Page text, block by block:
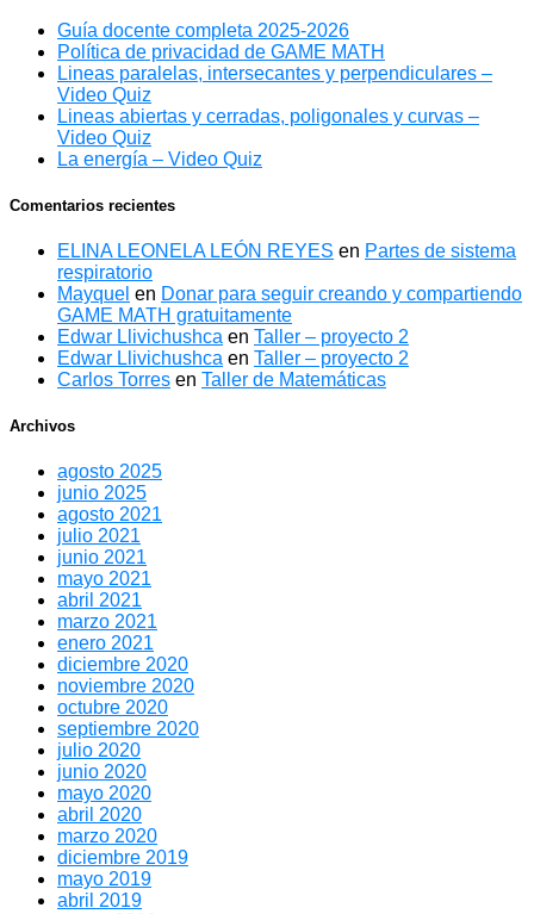
Guía docente completa 2025-2026
Política de privacidad de GAME MATH
Lineas paralelas, intersecantes y perpendiculares –
Video Quiz
Lineas abiertas y cerradas, poligonales y curvas –
Video Quiz
La energía – Video Quiz
Comentarios recientes
ELINA LEONELA LEÓN REYES en Partes de sistema
respiratorio
Mayquel en Donar para seguir creando y compartiendo
GAME MATH gratuitamente
Edwar Llivichushca en Taller – proyecto 2
Edwar Llivichushca en Taller – proyecto 2
Carlos Torres en Taller de Matemáticas
Archivos
agosto 2025
junio 2025
agosto 2021
julio 2021
junio 2021
mayo 2021
abril 2021
marzo 2021
enero 2021
diciembre 2020
noviembre 2020
octubre 2020
septiembre 2020
julio 2020
junio 2020
mayo 2020
abril 2020
marzo 2020
diciembre 2019
mayo 2019
abril 2019